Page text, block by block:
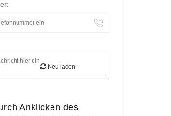
Neu laden
Anklicken des